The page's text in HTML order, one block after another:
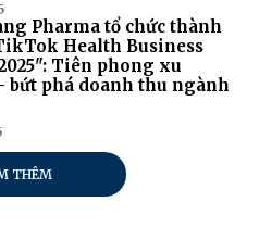
Pharma tổ chức thành
Health Business
Tiên phong xu
bứt phá doanh thu ngành
THÊM